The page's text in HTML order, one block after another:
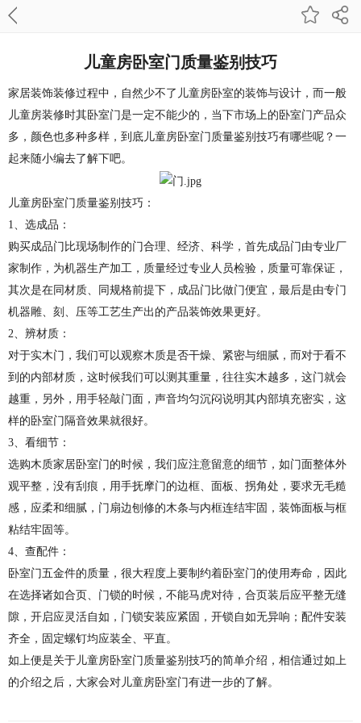
儿童房卧室门质量鉴别技巧
家居装饰装修过程中，自然少不了儿童房卧室的装饰与设计，而一般
儿童房装修时其卧室门是一定不能少的，当下市场上的卧室门产品众
多，颜色也多种多样，到底儿童房卧室门质量鉴别技巧有哪些呢？一
起来随小编去了解下吧。
儿童房卧室门质量鉴别技巧：
1、选成品：
购买成品门比现场制作的门合理、经济、科学，首先成品门由专业厂
家制作，为机器生产加工，质量经过专业人员检验，质量可靠保证，
其次是在同材质、同规格前提下，成品门比做门便宜，最后是由专门
机器雕、刻、压等工艺生产出的产品装饰效果更好。
2、辨材质：
对于实木门 ，我们可以观察木质是否干燥、紧密与细腻，而对于看不
到的内部材质，这时候我们可以测其重量，往往实木越多，这门就会
越重，另外，用手轻敲门面，声音均匀沉闷说明其内部填充密实，这
样的卧室门隔音效果就很好。
3、看细节：
选购木质家居卧室门的时候，我们应注意留意的细节，如门面整体外
观平整，没有刮痕，用手抚摩门的边框、面板、拐角处，要求无毛糙
感，应柔和细腻，门扇边刨修的木条与内框连结牢固，装饰面板与框
粘结牢固等。
4、查配件：
卧室门五金件的质量，很大程度上要制约着卧室门的使用寿命，因此
在选择诸如合页、门锁的时候，不能马虎对待，合页装后应平整无缝
隙，开启应灵活自如，门锁安装应紧固，开锁自如无异响；配件安装
齐全，固定螺钉均应装全、平直。
如上便是关于儿童房卧室门质量鉴别技巧的简单介绍，相信通过如上
的介绍之后，大家会对儿童房卧室门有进一步的了解。